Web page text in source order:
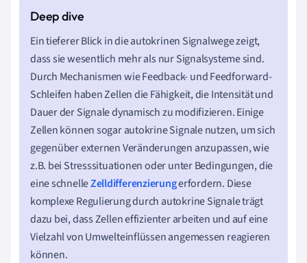
Ein tieferer Blick in die autokrinen Signalwege zeigt,
dass sie wesentlich mehr als nur Signalsysteme sind.
Durch Mechanismen wie Feedback- und Feedforward-
Schleifen haben Zellen die Fähigkeit, die Intensität und
Dauer der Signale dynamisch zu modifizieren. Einige
Zellen können sogar autokrine Signale nutzen, um sich
gegenüber externen Veränderungen anzupassen, wie
z.B. bei Stresssituationen oder unter Bedingungen, die
eine schnelleZelldifferenzierungerfordern. Diese
komplexe Regulierung durch autokrine Signale trägt
dazu bei, dass Zellen effizienter arbeiten und auf eine
Vielzahl von Umwelteinflüssen angemessen reagieren
können.